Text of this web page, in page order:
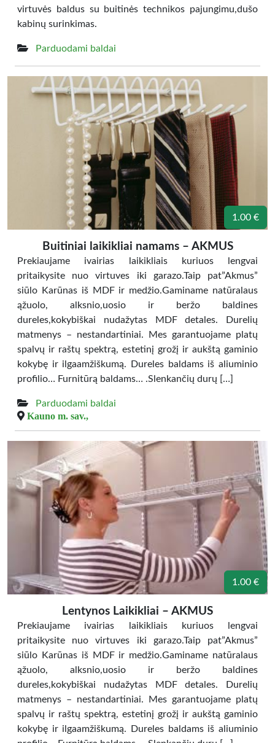
virtuvės baldus su buitinės technikos pajungimu,dušo
kabinų surinkimas.
Parduodami baldai
1.00 €
Buitiniai laikikliai namams – AKMUS
Prekiaujame ivairias laikikliais kuriuos lengvai
pritaikysite nuo virtuves iki garazo.Taip pat”Akmus”
siūlo Karūnas iš MDF ir medžio.Gaminame natūralaus
ąžuolo, alksnio,uosio ir beržo baldines
dureles,kokybiškai nudažytas MDF detales. Durelių
matmenys – nestandartiniai. Mes garantuojame platų
spalvų ir raštų spektrą, estetinį grožį ir aukštą gaminio
kokybę ir ilgaamžiškumą. Dureles baldams iš aliuminio
profilio… Furnitūrą baldams… .Slenkančių durų […]
Parduodami baldai
Kauno m. sav.,
1.00 €
Lentynos Laikikliai – AKMUS
Prekiaujame ivairias laikikliais kuriuos lengvai
pritaikysite nuo virtuves iki garazo.Taip pat”Akmus”
siūlo Karūnas iš MDF ir medžio.Gaminame natūralaus
ąžuolo, alksnio,uosio ir beržo baldines
dureles,kokybiškai nudažytas MDF detales. Durelių
matmenys – nestandartiniai. Mes garantuojame platų
spalvų ir raštų spektrą, estetinį grožį ir aukštą gaminio
kokybę ir ilgaamžiškumą. Dureles baldams iš aliuminio